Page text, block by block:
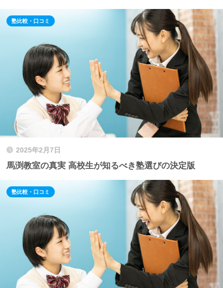
2025年2月7日
馬渕教室の真実 高校生が知るべき塾選びの決定版
塾比較・口コミ
塾比較・口コミ